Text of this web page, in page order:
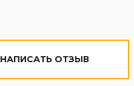
НАПИСАТЬ ОТЗЫВ